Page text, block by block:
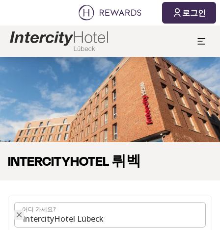
로그인
슬라이드 1 의 1
INTERCITYHOTEL 뤼벡
2026. 08. 09.
어디 가세요?
어디 가세요?